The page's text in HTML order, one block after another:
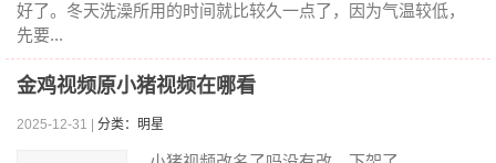
好了。冬天洗澡所用的时间就比较久一点了，因为气温较低，
先要...
金鸡视频原小猪视频在哪看
2025-12-31 | 分类：明星